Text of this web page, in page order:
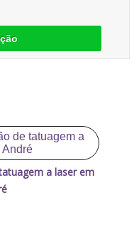
a laser em